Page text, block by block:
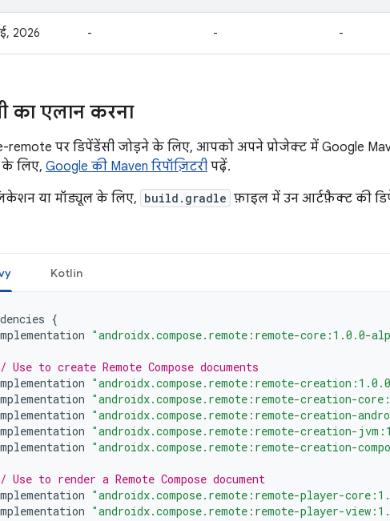
2026 - - -
का एलान करना
remote पर डिपेंडेंसी जोड़ने के लिए, आपको अपने प्रोजेक्ट में Google
के लिए, Google की Maven रिपॉज़िटरी पढ़ें.
या मॉड्यूल के लिए, build.gradle फ़ाइल में उन आर्टफ़ैक्ट की
Kotlin
{
"androidx.compose.remote:remote-core:1.0.0-
Use to create Remote Compose documents
"androidx.compose.remote:remote-
"androidx.compose.remote:remote-creation-
"androidx.compose.remote:remote-creation-
"androidx.compose.remote:remote-creation-
"androidx.compose.remote:remote-creation-
Use to render a Remote Compose document
"androidx.compose.remote:remote-player-
"androidx.compose.remote:remote-player-